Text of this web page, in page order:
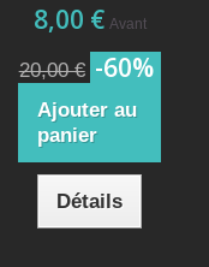
8,00 € Avant
20,00 € -60%
Ajouter au
panier
Détails